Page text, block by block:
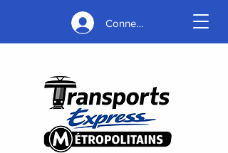
Connexion